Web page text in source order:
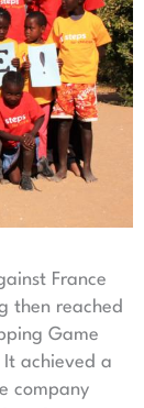
France
then reached
Game
achieved a
company